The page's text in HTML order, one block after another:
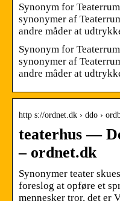
Synonym for
synonymer af
andre måder at
Synonym for
synonymer af
andre måder at
http s://ordnet.dk › ddo ›
teaterhus —
– ordnet.dk
Synonymer teater
foreslog at opføre et
mennesker tror, det er